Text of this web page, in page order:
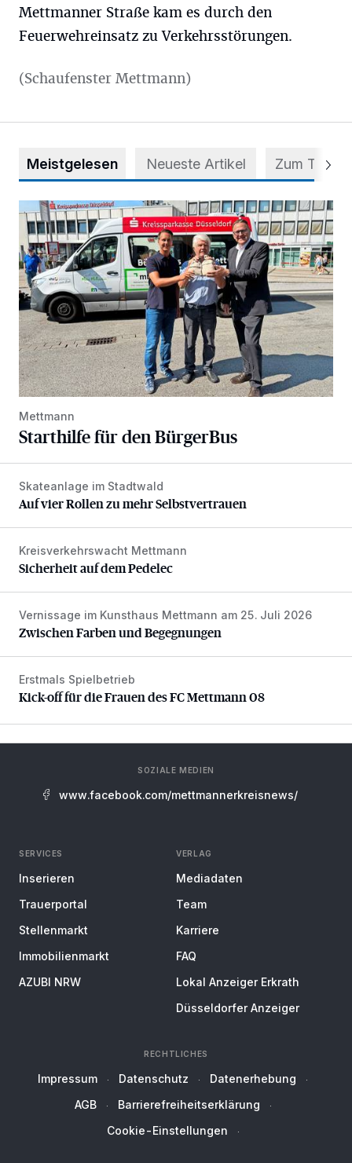
Mettmanner Straße kam es durch den
Feuerwehreinsatz zu Verkehrsstörungen.
(Schaufenster Mettmann)
Meistgelesen Neueste Artikel Zum Thema
Starthilfe für den BürgerBus
Mettmann
Starthilfe für den BürgerBus
Auf vier Rollen zu mehr Selbstvertrauen
Skateanlage im Stadtwald
Auf vier Rollen zu mehr Selbstvertrauen
Sicherheit auf dem Pedelec
Kreisverkehrswacht Mettmann
Sicherheit auf dem Pedelec
Zwischen Farben und Begegnungen
Vernissage im Kunsthaus Mettmann am 25. Juli 2026
Zwischen Farben und Begegnungen
Kick-off für die Frauen des FC Mettmann 08
Erstmals Spielbetrieb
Kick-off für die Frauen des FC Mettmann 08
SOZIALE MEDIEN
www.facebook.com/mettmannerkreisnews/
SERVICES
Inserieren
Trauerportal
Stellenmarkt
Immobilienmarkt
AZUBI NRW
VERLAG
Mediadaten
Team
Karriere
FAQ
Lokal Anzeiger Erkrath
Düsseldorfer Anzeiger
RECHTLICHES
Impressum Datenschutz
Datenerhebung
AGB
Barrierefreiheitserklärung
Cookie-Einstellungen